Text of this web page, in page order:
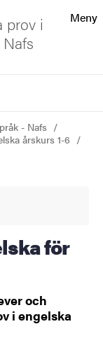
Meny
prov i
- Nafs
årskurs 1-6
och
i engelska